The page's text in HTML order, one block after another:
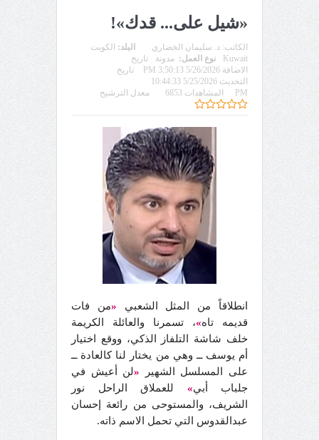
«شيل على... قدك»!
الكاتب: د. سليمان الخضاري البلد: الكويت
Kuwait
نوع العمل: مدونة
تاريخ
الاضافة 5/26/2026 3:50:13 PM
تاريخ
التحديث 5/25/2026 10:44:33
PM
المشاهدات 6853 معدل الترشيح
انطلاقاً من المثل الشعبي «من فات
قديمه تاه»، تسمرنا والعائلة الكريمة
خلف شاشة التلفاز الذكي، ووقع اختيار
أم يوسف ــ وهي من يختار لنا كالعادة ــ
على المسلسل الشهير «لن أعيش في
جلباب أبي» للعملاق الراحل نور
الشريف، والمستوحى من رائعة إحسان
عبدالقدوس التي تحمل الاسم ذاته.